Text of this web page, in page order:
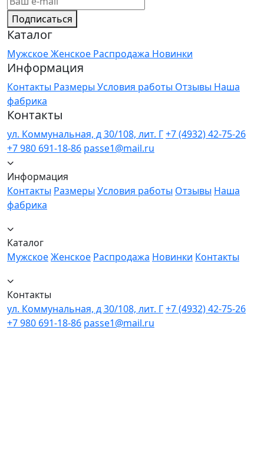
Подписаться
Каталог
МужскоеЖенское Распродажа Новинки
Информация
Контакты Размеры Условия работы Отзывы Наша
фабрика
Контакты
ул. Коммунальная, д 30/108, лит. Г+7 (4932) 42-75-26
+7 980 691-18-86 passe1@mail.ru
Информация
Контакты Размеры Условия работы Отзывы Наша
фабрика
Каталог
МужскоеЖенское Распродажа Новинки Контакты
Контакты
ул. Коммунальная, д 30/108, лит. Г+7 (4932) 42-75-26
+7 980 691-18-86 passe1@mail.ru